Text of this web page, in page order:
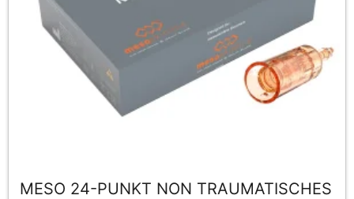
MESO 24-PUNKT NON TRAUMATISCHES